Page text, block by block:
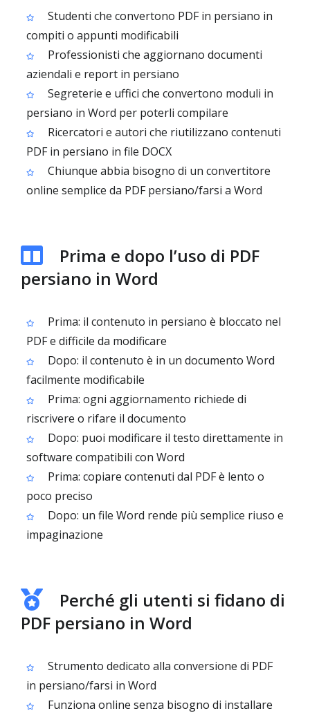
Studenti che convertono PDF in persiano in
compiti o appunti modificabili
Professionisti che aggiornano documenti
aziendali e report in persiano
Segreterie e uffici che convertono moduli in
persiano in Word per poterli compilare
Ricercatori e autori che riutilizzano contenuti
PDF in persiano in file DOCX
Chiunque abbia bisogno di un convertitore
online semplice da PDF persiano/farsi a Word
Prima e dopo l’uso di PDF
persiano in Word
Prima: il contenuto in persiano è bloccato nel
PDF e difficile da modificare
Dopo: il contenuto è in un documento Word
facilmente modificabile
Prima: ogni aggiornamento richiede di
riscrivere o rifare il documento
Dopo: puoi modificare il testo direttamente in
software compatibili con Word
Prima: copiare contenuti dal PDF è lento o
poco preciso
Dopo: un file Word rende più semplice riuso e
impaginazione
Perché gli utenti si fidano di
PDF persiano in Word
Strumento dedicato alla conversione di PDF
in persiano/farsi in Word
Funziona online senza bisogno di installare